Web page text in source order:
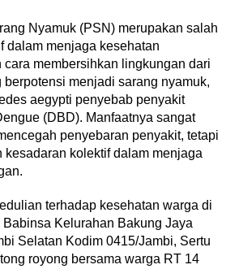
Nyamuk (PSN) merupakan salah
dalam menjaga kesehatan
cara membersihkan lingkungan dari
berpotensi menjadi sarang nyamuk,
aegypti penyebab penyakit
(DBD). Manfaatnya sangat
penyebaran penyakit, tetapi
kesadaran kolektif dalam menjaga
terhadap kesehatan warga di
Kelurahan Bakung Jaya
Selatan Kodim 0415/Jambi, Sertu
royong bersama warga RT 14